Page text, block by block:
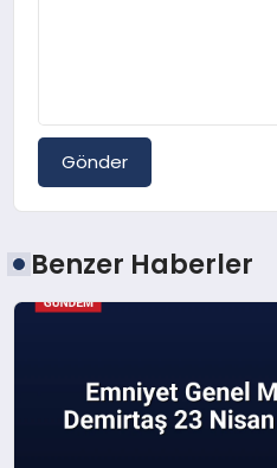
Gönder
Benzer Haberler